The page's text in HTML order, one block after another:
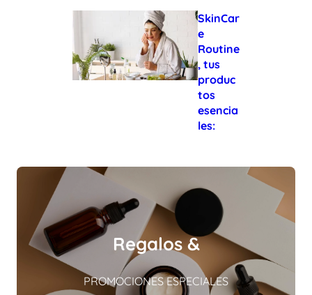
SkinCar
e
Routine
, tus
produc
tos
esencia
les:
Regalos &
PROMOCIONES ESPECIALES